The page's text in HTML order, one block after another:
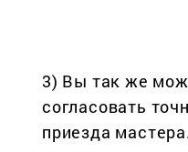
3) Вы так же
согласовать
приезда